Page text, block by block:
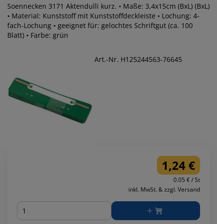
Soennecken 3171 Aktendulli kurz. • Maße: 3,4x15cm (BxL) (BxL)
• Material: Kunststoff mit Kunststoffdeckleiste • Lochung: 4-
fach-Lochung • geeignet für: gelochtes Schriftgut (ca. 100
Blatt) • Farbe: grün
Art.-Nr. H125244563-76645
1,24 €
0.05 € / St
inkl. MwSt. & zzgl. Versand
Menge